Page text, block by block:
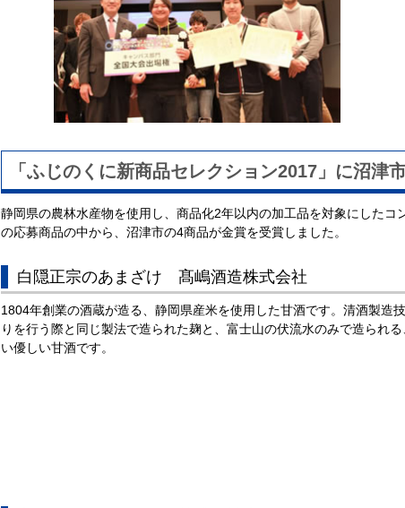
「ふじのくに新商品セレクション2017」に沼津
静岡県の農林水産物を使用し、商品化2年以内の加工品を対象にした
の応募商品の中から、沼津市の4商品が金賞を受賞しました。
白隠正宗のあまざけ 髙嶋酒造株式会社
1804年創業の酒蔵が造る、静岡県産米を使用した甘酒です。清酒製造
りを行う際と同じ製法で造られた麹と、富士山の伏流水のみで造られ
い優しい甘酒です。